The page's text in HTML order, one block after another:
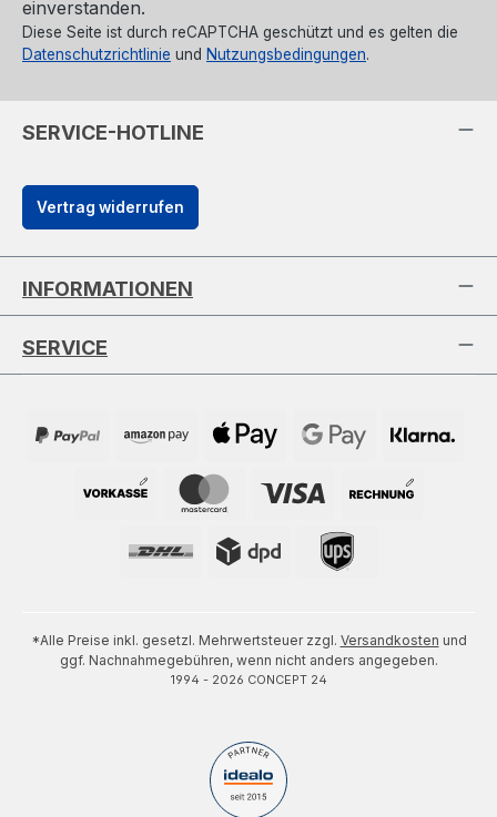
einverstanden.
Diese Seite ist durch reCAPTCHA geschützt und es gelten die
Datenschutzrichtlinie und Nutzungsbedingungen.
SERVICE-HOTLINE
Vertrag widerrufen
INFORMATIONEN
SERVICE
*Alle Preise inkl. gesetzl. Mehrwertsteuer zzgl. Versandkosten und
ggf. Nachnahmegebühren, wenn nicht anders angegeben.
1994 - 2026 CONCEPT 24